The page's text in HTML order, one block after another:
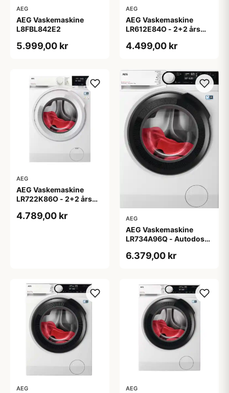
AEG
AEG Vaskemaskine
L8FBL842E2
5.999,00 kr
AEG
AEG Vaskemaskine
LR612E84O - 2+2 års
4.499,00 kr
AEG
AEG Vaskemaskine
LR722K86O - 2+2 års
4.789,00 kr AEG
AEG Vaskemaskine
LR734A96Q - Autodose
6.379,00 kr
AEG AEG